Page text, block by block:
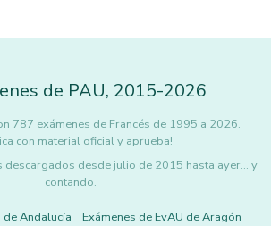
de PAU, 2015-2026
787 exámenes de Francés de 1995 a 2026.
con material oficial y aprueba!
descargados desde julio de 2015 hasta ayer... y
contando.
de Andalucía
Exámenes de EvAU de Aragón